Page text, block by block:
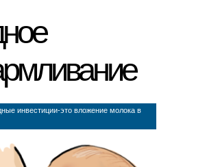
инвестиции-это вложение молока в